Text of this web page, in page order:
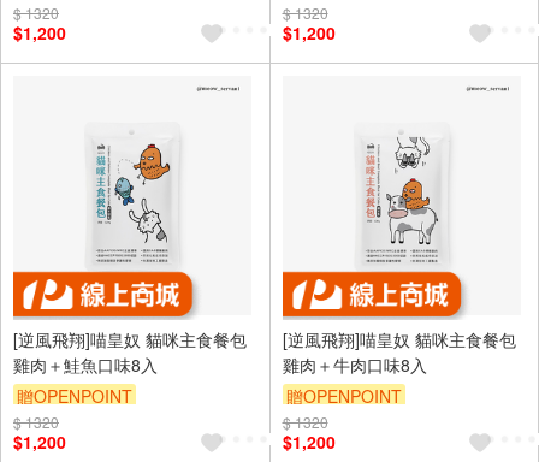
$ 1320
$1,200
$ 1320
$1,200
[逆風飛翔]喵皇奴 貓咪主食餐包
雞肉＋鮭魚口味8入
贈OPENPOINT
$ 1320
$1,200
[逆風飛翔]喵皇奴 貓咪主食餐包
雞肉＋牛肉口味8入
贈OPENPOINT
$ 1320
$1,200